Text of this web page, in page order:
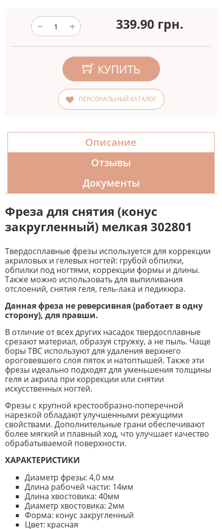
339.90 грн.
КУПИТЬ
ПЕРСОНАЛЬНЫЙ КАТАЛОГ
Описание
Отзывы
Документы
Фреза для снятия (конус
закругленный) мелкая 302801
Твердосплавные фрезы используется для коррекции
акриловых и гелевых ногтей: грубой обпилки,
обпилки под ногтями, коррекции формы и длины.
Также можно использовать для выпиливания
отслоений, снятия геля, гель-лака и педикюра.
Данная фреза не реверсивная (работает в одну
сторону), для правши.
В отличие от всех других насадок твердосплавные
срезают материал, образуя стружку, а не пыль. Чаще
боры ТВС используют для удаления верхнего
ороговевшего слоя пяток и натоптышей. Также эти
фрезы идеально подходят для уменьшения толщины
геля и акрила при коррекции или снятии
искусственных ногтей.
Фрезы с крупной крестообразно-поперечной
нарезкой обладают улучшенными режущими
свойствами. Дополнительные грани обеспечивают
более мягкий и плавный ход, что улучшает качество
обрабатываемой поверхности.
ХАРАКТЕРИСТИКИ
Диаметр фрезы: 4,0 мм
Длина рабочей части: 14мм
Длина хвостовика: 40мм
Диаметр хвостовика: 2мм
Форма: конус закругленный
Цвет: красная